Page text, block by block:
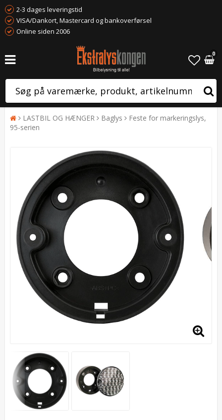
2-3 dages leveringstid
VISA/Dankort, Mastercard og bankoverførsel
Online siden 2006
0
LASTBIL OG HÆNGER Baglys
Feste for markeringslys,
95-serien